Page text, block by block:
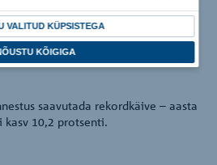
VALITUD KÜPSISTEGA
KÕIGIGA
saavutada rekordkäive – aasta
kasv 10,2 protsenti.